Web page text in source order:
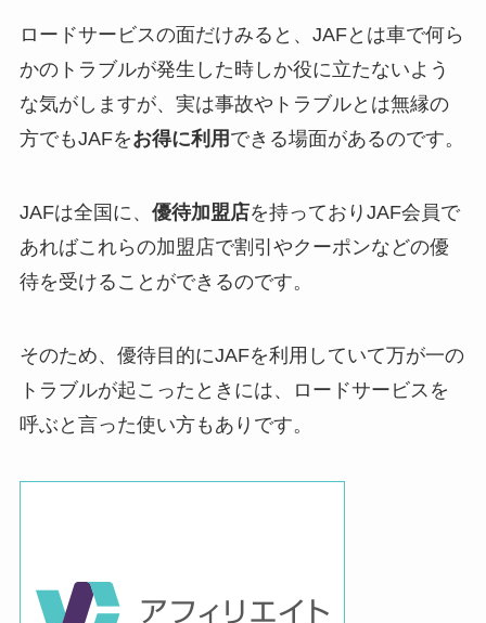
ロードサービスの面だけみると、JAFとは車で何ら
かのトラブルが発生した時しか役に立たないよう
な気がしますが、実は事故やトラブルとは無縁の
方でもJAFをお得に利用 できる場面があるのです。
JAFは全国に、 優待加盟店を持っておりJAF会員で
あればこれらの加盟店で割引やクーポンなどの優
待を受けることができるのです。
そのため、優待目的にJAFを利用していて万が一の
トラブルが起こったときには、ロードサービスを
呼ぶと言った使い方もありです。